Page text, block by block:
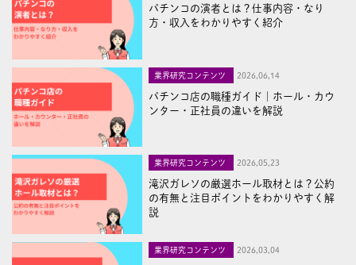
パチンコの演者とは？仕事内容・なり
方・収入をわかりやすく紹介
業界研究コンテンツ 2026,06,14
パチンコ店の職種ガイド｜ホール・カウ
ンター・正社員の違いを解説
業界研究コンテンツ 2026,05,23
滝沢ガレソの厳選ホール取材とは？公約
の有無と注目ポイントをわかりやすく解
説
業界研究コンテンツ 2026,03,04